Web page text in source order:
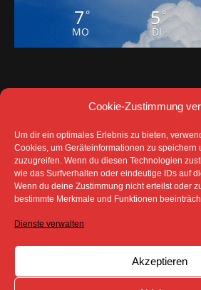
Cookie-Zustimmung
Um dir ein optimales Erlebnis zu bieten,
Cookies, um Geräteinformationen zu speichern
zuzugreifen. Wenn du diesen Technologien
wie das Surfverhalten oder eindeutige IDs auf
Wenn du deine Zustimmung nicht erteilst oder
bestimmte Merkmale und Funktionen
Dienste verwalten
Akzeptieren
7 °
MO
5°
DI
DATENSCHUTZ
COOKIE-
SÄMTLICHE TEXTE, BILDER
SOFERN NICHT ANDERS
COPYRIGHT DES SPREEBOTE
MIT ERLAUBNIS DER